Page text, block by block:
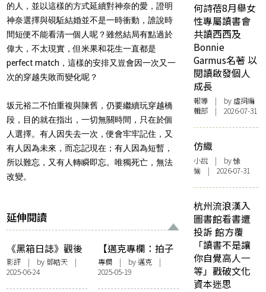
的人，並以這樣的方式延續對神奈的愛，證明
神奈選擇與硯駈結婚並不是一時衝動，誰說時
間短便不能看清一個人呢？雖然結局有點過於
偉大，不太現實，但米果和花生一直都是
perfect match，這樣的安排又豈會因一次又一
次的穿越失敗而變化呢？
坂元裕二不怕重複與陳舊，仍要繼續玩穿越橋
段，目的就在指出，一切無關時間，只在於個
人選擇。有人因失去一次，便會牢牢記住，又
有人因為未來，而忘記現在；有人因為短暫，
所以難忘，又有人轉瞬即忘。唯獨死亡，無法
改變。
延伸閱讀
《黑箱日誌》觀後
感：創傷的意義與
政治
影評 | by 鄧皓天 |
2025-06-24
【邁克專欄：拍子
簿】布烈遜筆記
專欄| by邁克|
2025-05-19
何詩蓓8月舉女
性專屬讀書會
共讀西西及
Bonnie
Garmus名著 以
閱讀啟發個人
成長
報導 | by 虛詞編
輯部 | 2026-07-31
仿織
小說 | by 悇
愉 | 2026-07-31
杭州流浪漢入
圖書館看書遭
投訴 館方覆
「讀書不是讓
你自覺高人一
等」戳破文化
資本迷思